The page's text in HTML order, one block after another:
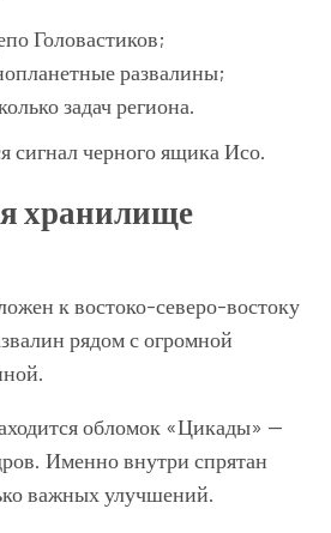
Головастиков;
развалины;
задач региона.
сигнал черного ящика Исо.
хранилище
к востоко-северо-востоку
рядом с огромной
обломок «Цикады» —
Именно внутри спрятан
важных улучшений.